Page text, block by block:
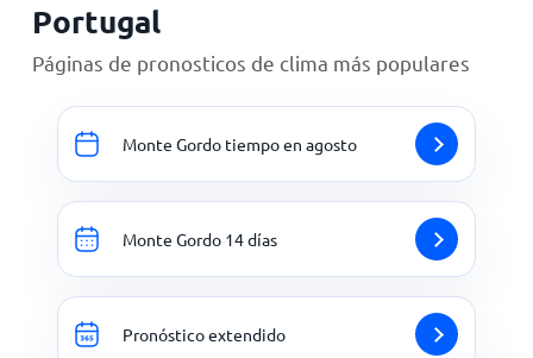
Portugal
Páginas de pronosticos de clima más populares
Monte Gordo tiempo en agosto
Monte Gordo 14 días
Pronóstico extendido